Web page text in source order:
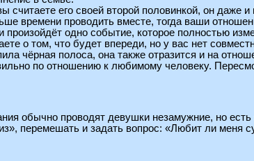
считаете его своей второй половинкой, он даже
времени проводить вместе, тогда ваши
одно событие, которое полностью
о том, что будет впереди, но у вас нет
чёрная полоса, она также отразится и на
по отношению к любимому человеку.
обычно проводят девушки незамужние, но
перемешать и задать вопрос: «Любит ли меня